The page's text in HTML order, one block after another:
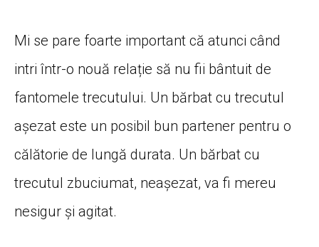
Mi se pare foarte important că atunci când
intri într-o nouă relație să nu fii bântuit de
fantomele trecutului. Un bărbat cu trecutul
așezat este un posibil bun partener pentru o
călătorie de lungă durata. Un bărbat cu
trecutul zbuciumat, neașezat, va fi mereu
nesigur și agitat.